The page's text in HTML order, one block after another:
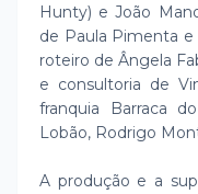
Hunty) e João
de Paula Pimenta e
roteiro de Ângela
e consultoria de
franquia Barraca
Lobão, Rodrigo
A produção e a